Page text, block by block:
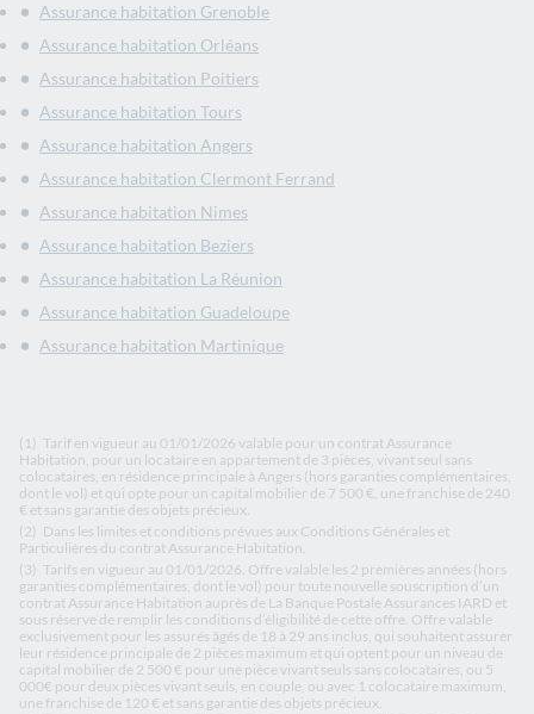
Assurance habitation Grenoble
Assurance habitation Orléans
Assurance habitation Poitiers
Assurance habitation Tours
Assurance habitation Angers
Assurance habitation Clermont Ferrand
Assurance habitation Nimes
Assurance habitation Beziers
Assurance habitation La Réunion
Assurance habitation Guadeloupe
Assurance habitation Martinique
(1) Tarif en vigueur au 01/01/2026 valable pour un contrat Assurance
Habitation, pour un locataire en appartement de 3 pièces, vivant seul sans
colocataires, en résidence principale à Angers (hors garanties complémentaires,
dont le vol) et qui opte pour un capital mobilier de 7 500 €, une franchise de 240
€ et sans garantie des objets précieux.
(2) Dans les limites et conditions prévues aux Conditions Générales et
Particulières du contrat Assurance Habitation.
(3) Tarifs en vigueur au 01/01/2026. Offre valable les 2 premières années (hors
garanties complémentaires, dont le vol) pour toute nouvelle souscription d’un
contrat Assurance Habitation auprès de La Banque Postale Assurances IARD et
sous réserve de remplir les conditions d’éligibilité de cette offre. Offre valable
exclusivement pour les assurés âgés de 18 à 29 ans inclus, qui souhaitent assurer
leur résidence principale de 2 pièces maximum et qui optent pour un niveau de
capital mobilier de 2 500 € pour une pièce vivant seuls sans colocataires, ou 5
000€ pour deux pièces vivant seuls, en couple, ou avec 1 colocataire maximum,
une franchise de 120 € et sans garantie des objets précieux.